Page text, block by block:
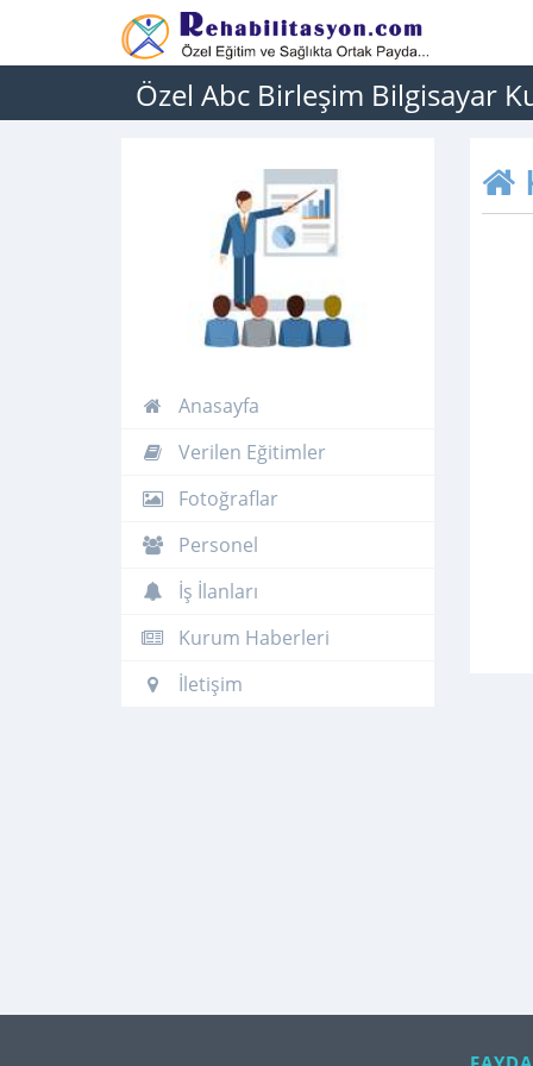
Özel Abc Birleşim Bilgisayar
Anasayfa
Verilen Eğitimler
Fotoğraflar
Personel
İş İlanları
Kurum Haberleri
İletişim